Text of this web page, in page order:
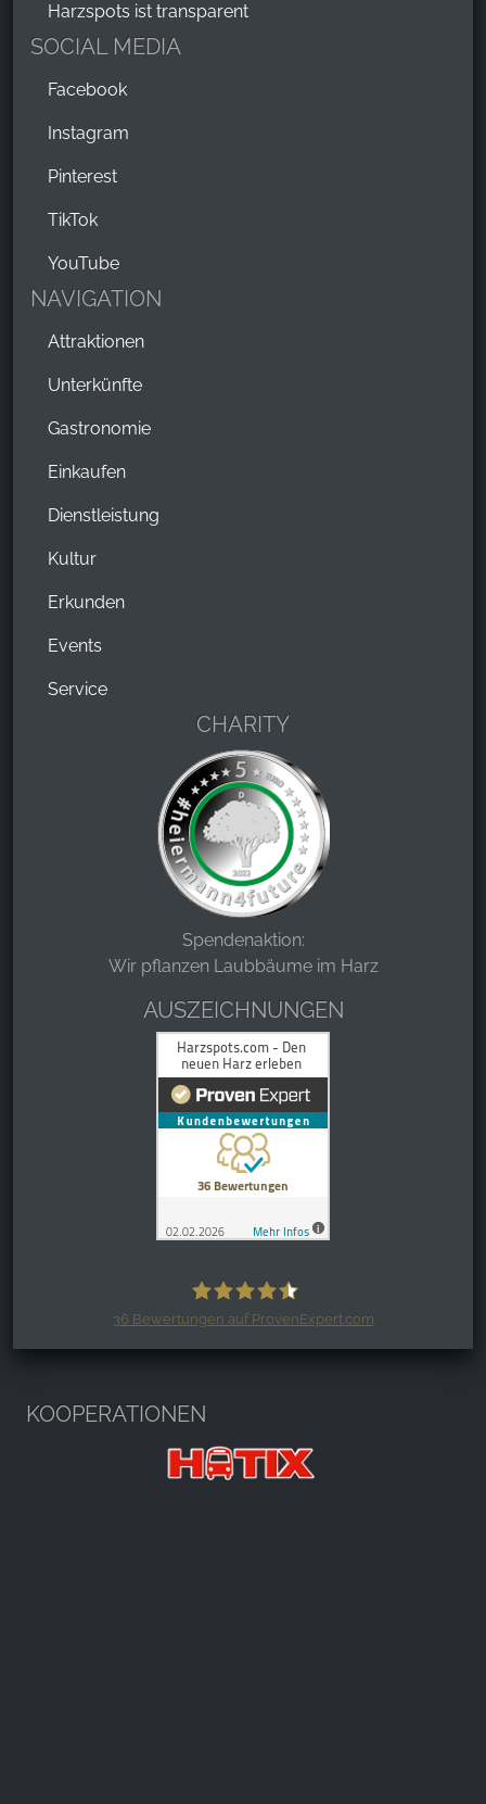
Harzspots ist transparent
SOCIAL MEDIA
Facebook
Instagram
Pinterest
TikTok
YouTube
NAVIGATION
Attraktionen
Unterkünfte
Gastronomie
Einkaufen
Dienstleistung
Kultur
Erkunden
Events
Service
CHARITY
Spendenaktion:
Wir pflanzen Laubbäume im Harz
AUSZEICHNUNGEN
Harzspots.com - Den neuen Harz
36 Bewertungen auf ProvenExpert.com
KOOPERATIONEN